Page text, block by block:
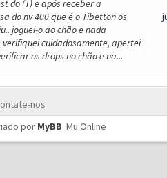
do (T) e após receber a
do nv 400 que é o Tibetton os
joguei-o ao chão e nada
verifiquei cuidadosamente, apertei
os drops no chão e na...
nos
por MyBB. Mu Online